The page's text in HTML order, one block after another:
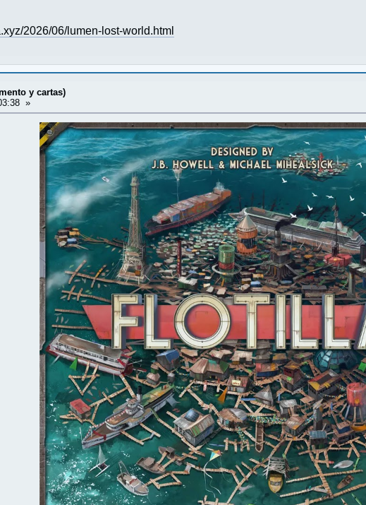
2026/06/lumen-lost-world.html
y cartas)
»